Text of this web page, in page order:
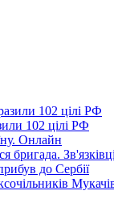
102 цілі РФ
Онлайн
бригада.
до Сербії